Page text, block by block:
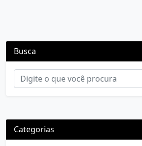
Busca
Categorias